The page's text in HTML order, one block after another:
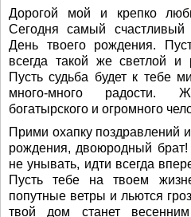
Дорогой мой и крепко
Сегодня самый
День твоего рождения.
всегда такой же светлой и
Пусть судьба будет к тебе
много-много радости.
богатырского и огромного
Прими охапку поздравлений
рождения, двоюродный
не унывать, идти всегда
Пусть тебе на твоем
попутные ветры и льются
твой дом станет